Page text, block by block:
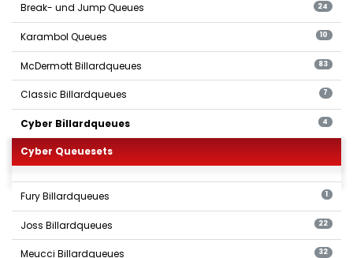
Break- und Jump Queues 24
Karambol Queues 10
McDermott Billardqueues 83
Classic Billardqueues 7
Cyber Billardqueues 4
Cyber Queuesets
Fury Billardqueues 1
Joss Billardqueues 22
Meucci Billardqueues 32